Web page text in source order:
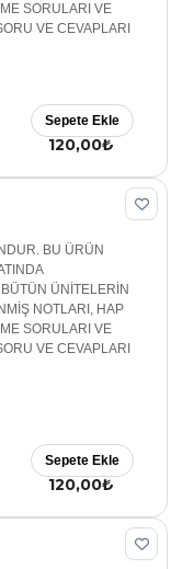
SORULARI VE
VE CEVAPLARI
120,00₺
Sepete Ekle
BU ÜRÜN
ÜNİTELERİN
NOTLARI, HAP
SORULARI VE
VE CEVAPLARI
120,00₺
Sepete Ekle